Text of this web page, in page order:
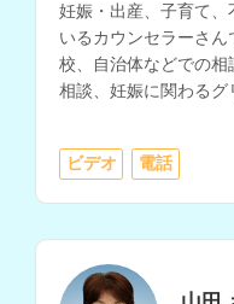
妊娠・出産、子育て、
いるカウンセラーさ
校、自治体などでの
相談、妊娠に関わるグ
ビデオ 電話